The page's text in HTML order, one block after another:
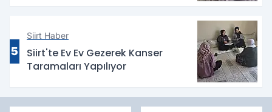
5
Siirt Haber
Siirt'te Ev Ev Gezerek Kanser
Taramaları Yapılıyor